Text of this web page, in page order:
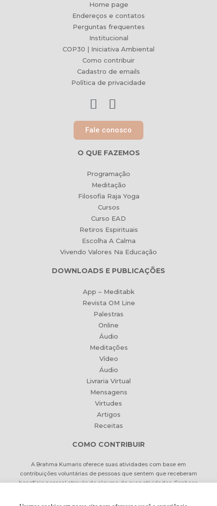
Home page
Endereços e contatos
Perguntas frequentes
Institucional
COP30 | Iniciativa Ambiental
Como contribuir
Cadastro de emails
Política de privacidade
Fale conosco
O QUE FAZEMOS
Programação
Meditação
Filosofia Raja Yoga
Cursos
Curso EAD
Retiros Espirituais
Escolha A Calma
Vivendo Valores Na Educação
DOWNLOADS E PUBLICAÇÕES
App – Meditabk
Revista OM Line
Palestras
Online
Áudio
Meditações
Vídeo
Áudio
Livraria Virtual
Mensagens
Virtudes
Artigos
Receitas
COMO CONTRIBUIR
A Brahma Kumaris oferece suas atividades com base em
contribuições voluntárias de pessoas que sentem que receberam
benefício pessoal através de alguma de suas atividades. Conheça